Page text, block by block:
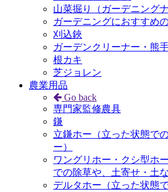
山菜掘り（ガーデニングナ
ガーデニングにおすすめ
刈込鋏
ガーデンクリーナー・熊
根カキ
芝ジョレン
農業用品
Go back
専門家監修農具
鎌
立鎌ホー（立った状態で
ー）
ワングリホー・クシ型ホ
での除草や、土寄せ・土な
デルタホー（立った状態